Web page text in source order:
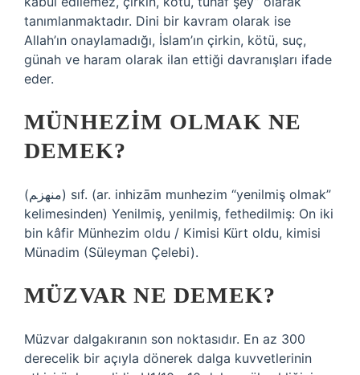
tanımlanmaktadır. Dini bir kavram olarak ise
Allah’ın onaylamadığı, İslam’ın çirkin, kötü, suç,
günah ve haram olarak ilan ettiği davranışları ifade
eder.
MÜNHEZIM OLMAK NE
DEMEK?
(ﻣﻨﻬﺰﻢ) sıf. (ar. inhizām munhezim “yenilmiş olmak”
kelimesinden) Yenilmiş, yenilmiş, fethedilmiş: On iki
bin kâfir Münhezim oldu / Kimisi Kürt oldu, kimisi
Münadim (Süleyman Çelebi).
MÜZVAR NE DEMEK?
Müzvar dalgakıranın son noktasıdır. En az 300
derecelik bir açıyla dönerek dalga kuvvetlerinin